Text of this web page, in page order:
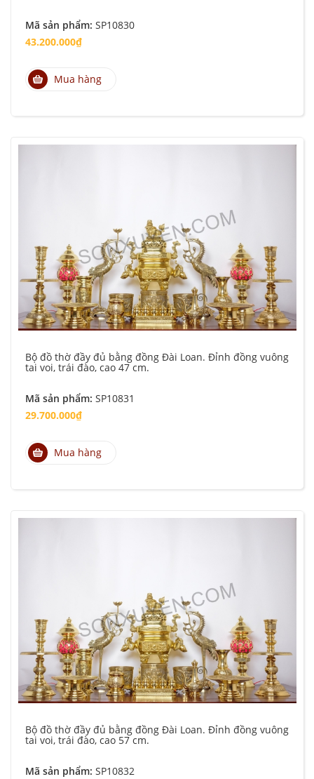
Mã sản phẩm: SP10830
43.200.000₫
Mua hàng
Bộ đồ thờ đầy đủ bằng đồng Đài Loan. Đỉnh đồng vuông
tai voi, trái đào, cao 47 cm.
Mã sản phẩm: SP10831
29.700.000₫
Mua hàng
Bộ đồ thờ đầy đủ bằng đồng Đài Loan. Đỉnh đồng vuông
tai voi, trái đào, cao 57 cm.
Mã sản phẩm: SP10832